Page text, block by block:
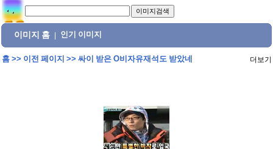
이미지 홈 인기 이미지
홈>> 이전 페이지 >> 싸이 받은 O비자유재석도 받았네 더보기